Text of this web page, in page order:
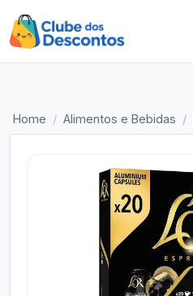
Home Alimentos e Bebidas